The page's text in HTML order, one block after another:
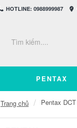
HOTLINE: 0988999987
PENTAX
Trang chủ Pentax DCT